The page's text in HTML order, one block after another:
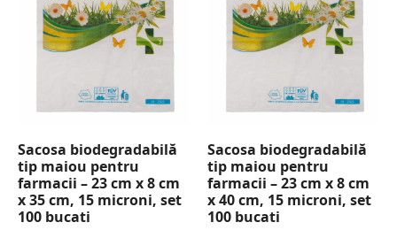
Sacosa biodegradabilă
tip maiou pentru
farmacii – 23 cm x 8 cm
x 35 cm, 15 microni, set
100 bucati
Sacosa biodegradabilă
tip maiou pentru
farmacii – 23 cm x 8 cm
x 40 cm, 15 microni, set
100 bucati